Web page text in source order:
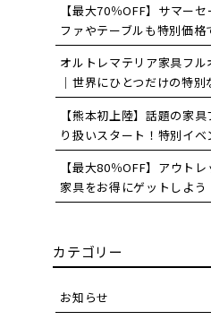
【最大70％OFF】サマー
ファやテーブルも特別価格
オルトレマテリア家具フ
｜世界にひとつだけの特別
【熊本初上陸】話題の家
り扱いスタート！特別イ
【最大80％OFF】アウト
家具をお得にゲットしよう
カテゴリー
お知らせ